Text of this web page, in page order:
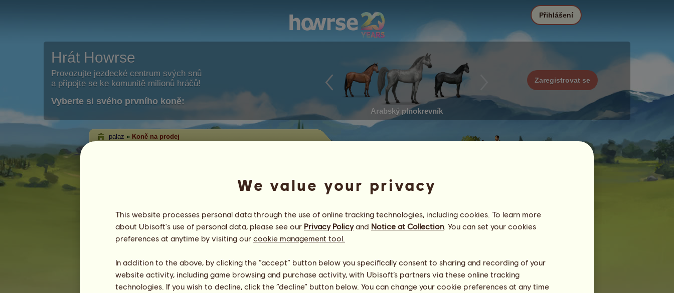
Hrát Howrse
Provozujte jezdecké centrum svých snů
a připojte se ke komunitě milionů hráčů!
Vyberte si svého prvního koně:
Arabský plnokrevník
Zaregistrovat se
Přihlášení
palaz » Koně na prodej
Na této stránce budete mít možnost vidět koně v současnosti nabízené k
Charakteristiky
Úspěchy
Dovednosti/Genetika
předměty
Jenny
15 let 4 měsíce
We value your privacy
This website processes personal data through the use of online tracking technologies, including cookies. To learn more
about Ubisoft's use of personal data, please see our Privacy Policyand Notice at Collection. You can set your cookies
preferences at anytime by visiting our cookie management tool.
In addition to the above, by clicking the “accept” button below you specifically consent to sharing and recording of your
website activity, including game browsing and purchase activity, with Ubisoft’s partners via these online tracking
technologies. If you wish to decline, click the “decline” button below. You can change your cookie preferences at any time